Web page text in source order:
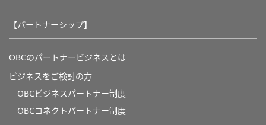
【パートナーシップ】
OBCのパートナービジネスとは
ビジネスをご検討の方
OBCビジネスパートナー制度
OBCコネクトパートナー制度